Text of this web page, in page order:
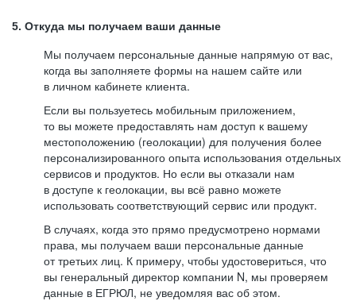
5. Откуда мы получаем ваши данные
Мы получаем персональные данные напрямую от вас,
когда вы заполняете формы на нашем сайте или
в личном кабинете клиента.
Если вы пользуетесь мобильным приложением,
то вы можете предоставлять нам доступ к вашему
местоположению (геолокации) для получения более
персонализированного опыта использования отдельных
сервисов и продуктов. Но если вы отказали нам
в доступе к геолокации, вы всё равно можете
использовать соответствующий сервис или продукт.
В случаях, когда это прямо предусмотрено нормами
права, мы получаем ваши персональные данные
от третьих лиц. К примеру, чтобы удостовериться, что
вы генеральный директор компании N, мы проверяем
данные в ЕГРЮЛ, не уведомляя вас об этом.